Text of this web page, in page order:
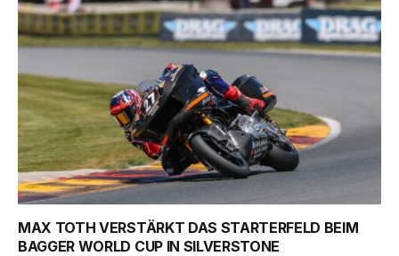
MAX TOTH VERSTÄRKT DAS STARTERFELD BEIM
BAGGER WORLD CUP IN SILVERSTONE